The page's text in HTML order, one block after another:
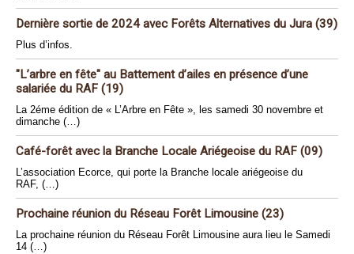
Dernière sortie de 2024 avec Forêts Alternatives du Jura (39)
Plus d’infos.
"L’arbre en fête" au Battement d’ailes en présence d’une
salariée du RAF (19)
La 2éme édition de « L’Arbre en Fête », les samedi 30 novembre et
dimanche (…)
Café-forêt avec la Branche Locale Ariégeoise du RAF (09)
L’association Ecorce, qui porte la Branche locale ariégeoise du
RAF, (…)
Prochaine réunion du Réseau Forêt Limousine (23)
La prochaine réunion du Réseau Forêt Limousine aura lieu le Samedi
14 (…)